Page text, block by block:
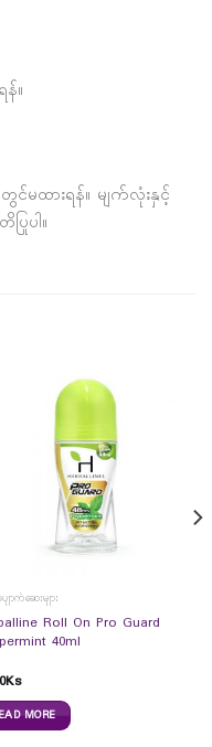
။
မထားရန်။ မျက်လုံးနှင့်
ြုပါ။
ျောက်ဆေးများ
Roll On Pro Guard
40ml
Ks
MORE